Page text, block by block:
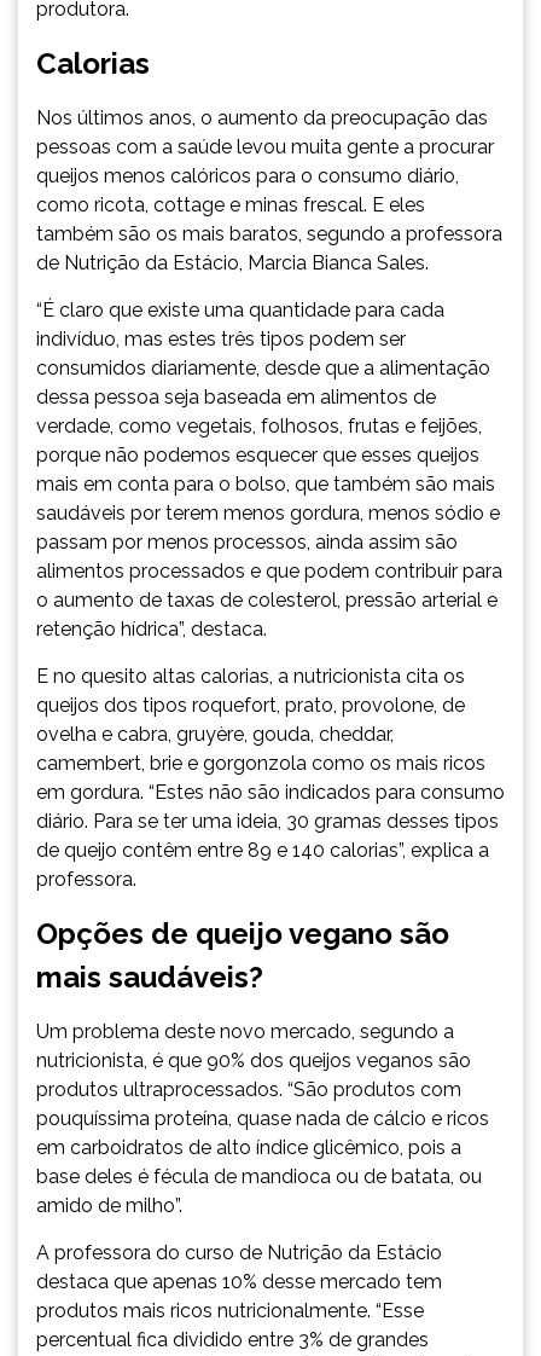
produtora.
Calorias
Nos últimos anos, o aumento da preocupação das
pessoas com a saúde levou muita gente a procurar
queijos menos calóricos para o consumo diário,
como ricota, cottage e minas frescal. E eles
também são os mais baratos, segundo a professora
de Nutrição da Estácio, Marcia Bianca Sales.
“É claro que existe uma quantidade para cada
indivíduo, mas estes três tipos podem ser
consumidos diariamente, desde que a alimentação
dessa pessoa seja baseada em alimentos de
verdade, como vegetais, folhosos, frutas e feijões,
porque não podemos esquecer que esses queijos
mais em conta para o bolso, que também são mais
saudáveis por terem menos gordura, menos sódio e
passam por menos processos, ainda assim são
alimentos processados e que podem contribuir para
o aumento de taxas de colesterol, pressão arterial e
retenção hídrica”, destaca.
E no quesito altas calorias, a nutricionista cita os
queijos dos tipos roquefort, prato, provolone, de
ovelha e cabra, gruyère, gouda, cheddar,
camembert, brie e gorgonzola como os mais ricos
em gordura. “Estes não são indicados para consumo
diário. Para se ter uma ideia, 30 gramas desses tipos
de queijo contêm entre 89 e 140 calorias”, explica a
professora.
Opções de queijo vegano são
mais saudáveis?
Um problema deste novo mercado, segundo a
nutricionista, é que 90% dos queijos veganos são
produtos ultraprocessados. “São produtos com
pouquíssima proteína, quase nada de cálcio e ricos
em carboidratos de alto índice glicêmico, pois a
base deles é fécula de mandioca ou de batata, ou
amido de milho”.
A professora do curso de Nutrição da Estácio
destaca que apenas 10% desse mercado tem
produtos mais ricos nutricionalmente. “Esse
percentual fica dividido entre 3% de grandes